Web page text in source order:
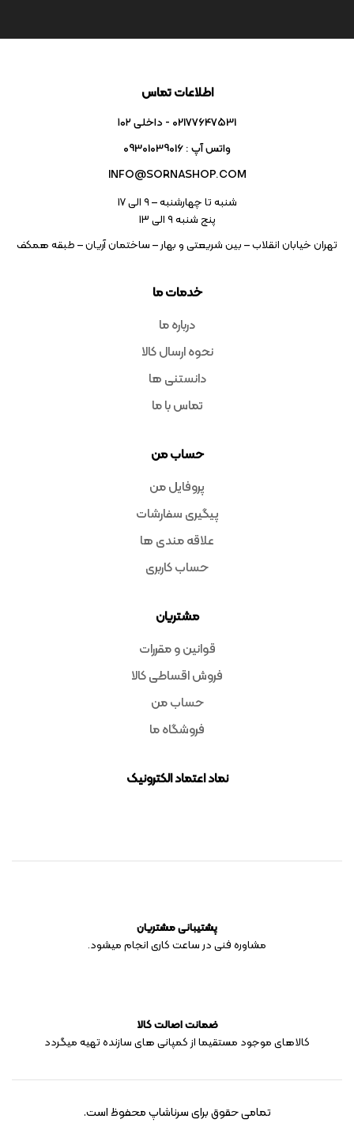
خدمات ما
درباره ما
نحوه ارسال کالا
دانستنی ها
تماس با ما
حساب من
پروفایل من
پیگیری سفارشات
علاقه مندی ها
حساب کاربری
مشتریان
قوانین و مقررات
فروش اقساطی کالا
حساب من
فروشگاه ما
نماد اعتماد الکترونیک
اطلاعات تماس
02177647531 - داخلی ۱۰۲
واتس آپ : 09301039016
INFO@SORNASHOP.COM
شنبه تا چهارشنبه – ۹ الی 17
پنج شنبه ۹ الی 13
تهران خیابان انقلاب – بین شریعتی و بهار – ساختمان آریان – طبقه همکف
پشتیبانی مشتریان
مشاوره فنی در ساعت کاری انجام میشود.
ضمانت اصالت کالا
کالاهای موجود مستقیما از کمپانی های سازنده تهیه میگردد
تمامی حقوق برای سرناشاپ محفوظ است.